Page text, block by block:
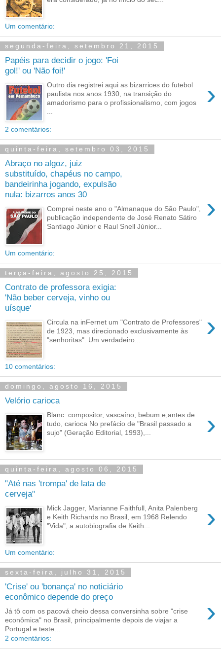
Um comentário:
segunda-feira, setembro 21, 2015
Papéis para decidir o jogo: 'Foi
gol!' ou 'Não foi!'
›
Outro dia registrei aqui as bizarrices do futebol
paulista nos anos 1930, na transição do
amadorismo para o profissionalismo, com jogos
2 comentários:
quinta-feira, setembro 03, 2015
Abraço no algoz, juiz
substituído, chapéus no campo,
bandeirinha jogando, expulsão
nula: bizarros anos 30
›
Comprei neste ano o "Almanaque do São Paulo",
publicação independente de José Renato Sátiro
Santiago Júnior e Raul Snell Júnior...
Um comentário:
terça-feira, agosto 25, 2015
Contrato de professora exigia:
'Não beber cerveja, vinho ou
uísque'
›
Circula na inFernet um "Contrato de Professores"
de 1923, mas direcionado exclusivamente às
"senhoritas". Um verdadeiro...
10 comentários:
domingo, agosto 16, 2015
Velório carioca
›
Blanc: compositor, vascaíno, bebum e,antes de
tudo, carioca No prefácio de "Brasil passado a
sujo" (Geração Editorial, 1993),...
quinta-feira, agosto 06, 2015
"Até nas 'trompa' de lata de
cerveja"
›
Mick Jagger, Marianne Faithfull, Anita Palenberg
e Keith Richards no Brasil, em 1968 Relendo
"Vida", a autobiografia de Keith...
Um comentário:
sexta-feira, julho 31, 2015
'Crise' ou 'bonança' no noticiário
econômico depende do preço
›
Já tô com os pacová cheio dessa conversinha sobre "crise
econômica" no Brasil, principalmente depois de viajar a
Portugal e teste...
2 comentários: